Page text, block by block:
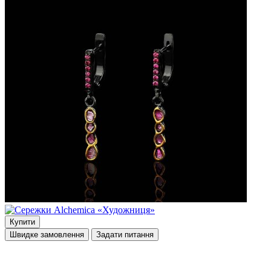
Купити
Швидке замовлення
Задати питання